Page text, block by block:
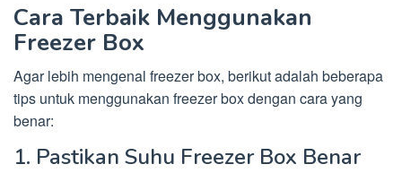
Cara Terbaik Menggunakan
Freezer Box
Agar lebih mengenal freezer box, berikut adalah beberapa
tips untuk menggunakan freezer box dengan cara yang
benar:
1. Pastikan Suhu Freezer Box Benar